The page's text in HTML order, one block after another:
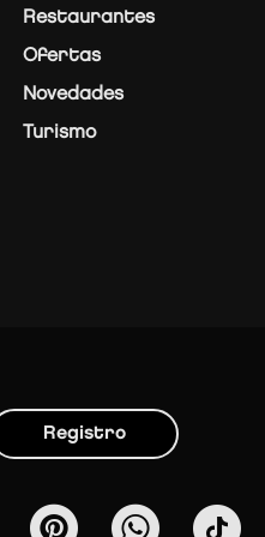
Restaurantes
Ofertas
Novedades
Turismo
Registro